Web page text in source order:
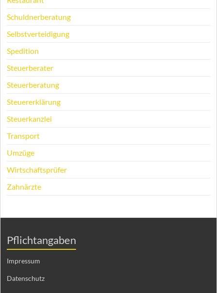
Schuldnerberatung
Selbstverteidigung
Spedition
Steuerberater
Steuerberatung
Steuererklärung
Steuerkanzlei
Transport
Umzüge
Wirtschaftsprüfer
Zahnärzte
Pflichtangaben
Impressum
Datenschutz